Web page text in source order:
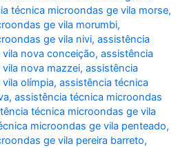
técnica microondas ge vila morse,
ge vila morumbi,
ge vila nivi,assistência
nova conceição,assistência
nova mazzei,assistência
olímpia,assistência técnica
,assistência técnica microondas
técnica microondas ge vila
microondas ge vila penteado,
ge vila pereira barreto,